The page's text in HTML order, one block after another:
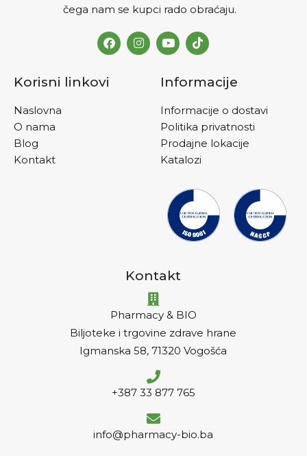
čega nam se kupci rado obraćaju.
Korisni linkovi
Naslovna
O nama
Blog
Kontakt
Informacije
Informacije o dostavi
Politika privatnosti
Prodajne lokacije
Katalozi
Kontakt
Pharmacy & BIO
Biljoteke i trgovine zdrave hrane
Igmanska 58, 71320 Vogošća
+387 33 877 765
info@pharmacy-bio.ba